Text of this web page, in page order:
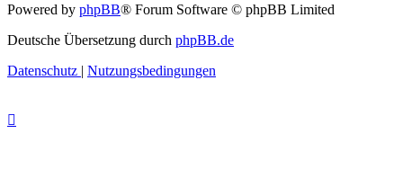
Powered by phpBB® Forum Software © phpBB Limited
Deutsche Übersetzung durch phpBB.de
Datenschutz | Nutzungsbedingungen